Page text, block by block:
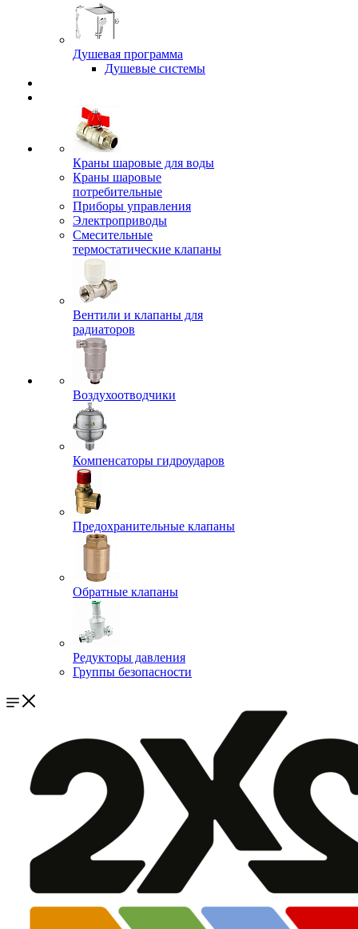
Душевая программа
Душевые системы
Краны шаровые для воды
Краны шаровые
потребительные
Приборы управления
Электроприводы
Смесительные
термостатические клапаны
Вентили и клапаны для
радиаторов
Воздухоотводчики
Компенсаторы гидроударов
Предохранительные клапаны
Обратные клапаны
Редукторы давления
Группы безопасности